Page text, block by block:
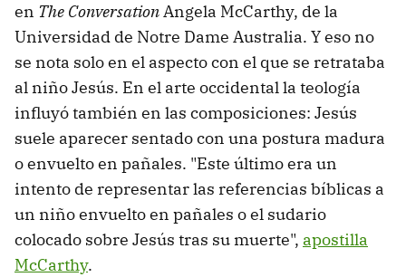
en The ConversationAngela McCarthy, de la
Universidad de Notre Dame Australia. Y eso no
se nota solo en el aspecto con el que se retrataba
al niño Jesús. En el arte occidental la teología
influyó también en las composiciones: Jesús
suele aparecer sentado con una postura madura
o envuelto en pañales. "Este último era un
intento de representar las referencias bíblicas a
un niño envuelto en pañales o el sudario
colocado sobre Jesús tras su muerte", apostilla
McCarthy.